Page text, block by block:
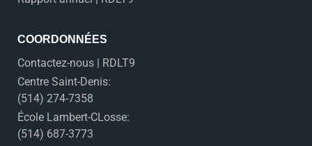
COORDONNÉES
Contactez-nous | RDLT9
Centre Saint-Denis:
(514) 274-7358
École Lambert-CLosse:
(514) 687-3773